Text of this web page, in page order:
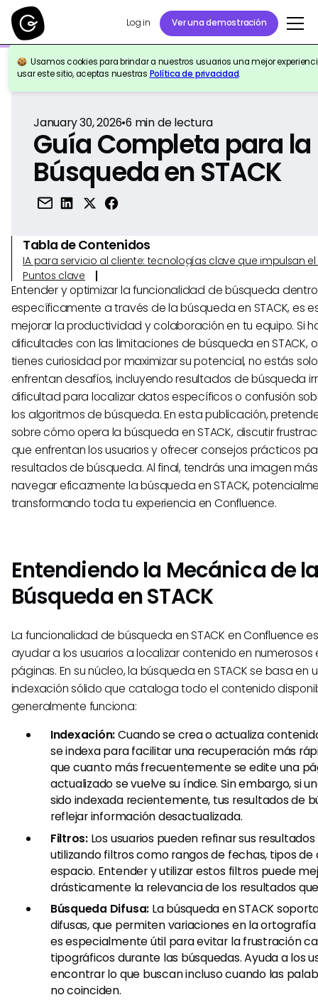
Log in Ver una demostración
Usamos cookies para brindar a nuestros usuarios una mejor
usar este sitio, aceptas nuestras Política de privacidad.
Volver a la Referencia
January 30, 2026•6 min de lectura
Guía Completa para la
Búsqueda en STACK
Tabla de Contenidos
IA para servicio al cliente: tecnologías clave que impulsan
Puntos clave
Entender y optimizar la funcionalidad de búsqueda
específicamente a través de la búsqueda en STACK, es
mejorar la productividad y colaboración en tu equipo. Si
dificultades con las limitaciones de búsqueda en STACK,
tienes curiosidad por maximizar su potencial, no estás
enfrentan desafíos, incluyendo resultados de búsqueda
dificultad para localizar datos específicos o confusión
los algoritmos de búsqueda. En esta publicación,
sobre cómo opera la búsqueda en STACK, discutir
que enfrentan los usuarios y ofrecer consejos prácticos
resultados de búsqueda. Al final, tendrás una imagen
navegar eficazmente la búsqueda en STACK,
transformando toda tu experiencia en Confluence.
Entendiendo la Mecánica de
Búsqueda en STACK
La funcionalidad de búsqueda en STACK en Confluence
ayudar a los usuarios a localizar contenido en numerosos
páginas. En su núcleo, la búsqueda en STACK se basa en
indexación sólido que cataloga todo el contenido
generalmente funciona:
Indexación:Cuando se crea o actualiza
se indexa para facilitar una recuperación más
que cuanto más frecuentemente se edite una
actualizado se vuelve su índice. Sin embargo, si
sido indexada recientemente, tus resultados de
reflejar información desactualizada.
Filtros:Los usuarios pueden refinar sus
utilizando filtros como rangos de fechas, tipos
espacio. Entender y utilizar estos filtros puede
drásticamente la relevancia de los resultados
Búsqueda Difusa: La búsqueda en STACK
difusas, que permiten variaciones en la
es especialmente útil para evitar la frustración
tipográficos durante las búsquedas. Ayuda a los
encontrar lo que buscan incluso cuando las
no coinciden.